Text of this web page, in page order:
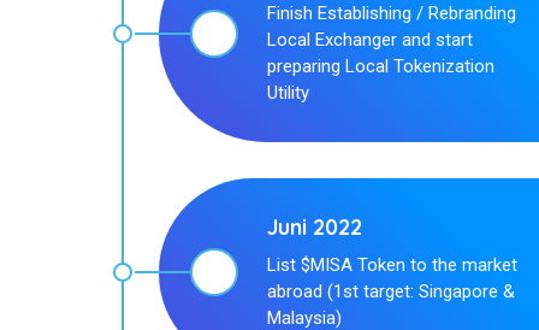
Finish Establishing / Rebranding
Local Exchanger and start
preparing Local Tokenization
Utility
Juni 2022
List $MISA Token to the market
abroad (1st target: Singapore &
Malaysia)